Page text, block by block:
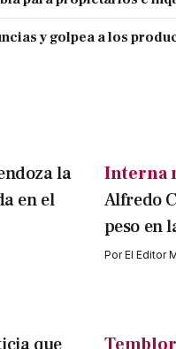
y golpea a los
la
en el
Interna
Alfredo
peso en
PorEl Editor